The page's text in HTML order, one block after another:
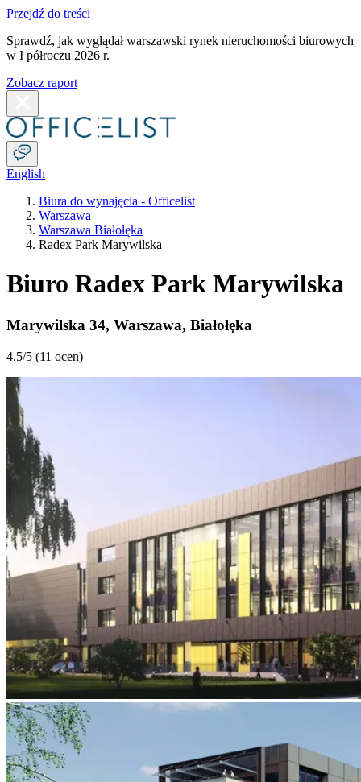
Przejdź do treści
Sprawdź, jak wyglądał warszawski rynek nieruchomości biurowych
w I półroczu 2026 r.
Zobacz raport
English
Biura do wynajęcia - Officelist
Warszawa
Warszawa Białołęka
Radex Park Marywilska
Biuro Radex Park Marywilska
Marywilska 34, Warszawa, Białołęka
4.5/5 (11 ocen)